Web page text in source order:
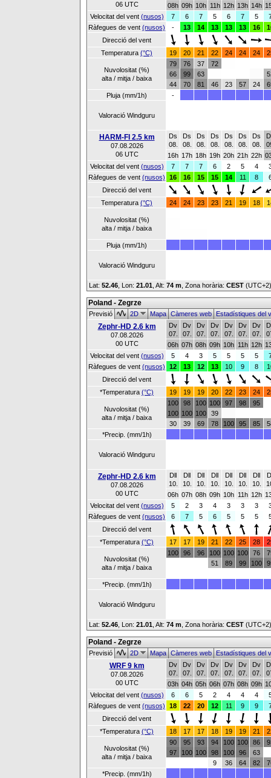
06 UTC
08h 09h 10h 11h 12h 13h 14h
Velocitat del vent (nusos) 7 6 7 5 6 7 5
Ràfegues de vent (nusos) - 13 14 13 13 13 16
Direcció del vent
Temperatura (°C) 19 20 21 22 24 24 24
Nuvolositat (%)
alta / mitja / baixa
79
66
44
76
99
70
37
63
81
72
46 23 57 24
Pluja (mm/1h)
-
Valoració Windguru
HARM-FI 2.5 km
07.08.2026
06 UTC
Ds
08.
Ds
08.
Ds
08.
Ds
08.
Ds
08.
Ds
08.
Ds
08.
16h 17h 18h 19h 20h 21h 22h
Velocitat del vent (nusos) 7 7 7 6 2 5 4
Ràfegues de vent (nusos) 16 16 15 15 14 11 8
Direcció del vent
Temperatura (°C) 24 24 23 23 21 19 18
Nuvolositat (%)
alta / mitja / baixa
Pluja (mm/1h)
Valoració Windguru
Lat: 52.46 , Lon: 21.01 Alt: 74 m , Zona horària: CEST
Poland - Zegrze
Previsió 2D MapaCàmeres webEstadístiques del
Zephr-HD 2.6 km
07.08.2026
00 UTC
Dv
07.
Dv
07.
Dv
07.
Dv
07.
Dv
07.
Dv
07.
Dv
07.
06h 07h 08h 09h 10h 11h 12h
Velocitat del vent (nusos) 5 4 3 5 5 5 5
Ràfegues de vent (nusos) 12 13 12 13 10 9 8
Direcció del vent
*Temperatura (°C) 19 19 19 20 22 23 24
Nuvolositat (%)
alta / mitja / baixa
100
100
30
98
100
39
100
100
69
100
39
78
97
100
98
95
95
85
*Precip. (mm/1h)
Valoració Windguru
Zephr-HD 2.6 km
07.08.2026
00 UTC
Dll
10.
Dll
10.
Dll
10.
Dll
10.
Dll
10.
Dll
10.
Dll
10.
06h 07h 08h 09h 10h 11h 12h
Velocitat del vent (nusos) 5 2 3 4 3 3 3
Ràfegues de vent (nusos) 6 7 5 6 5 5 5
Direcció del vent
*Temperatura (°C) 17 17 19 21 22 25 28
Nuvolositat (%)
alta / mitja / baixa
100 96 96
100
51
100
89
100
99
76
100
*Precip. (mm/1h)
Valoració Windguru
Lat: 52.46 , Lon: 21.01 Alt: 74 m , Zona horària: CEST
Poland - Zegrze
Previsió 2D MapaCàmeres webEstadístiques del
WRF 9 km
07.08.2026
00 UTC
Dv
07.
Dv
07.
Dv
07.
Dv
07.
Dv
07.
Dv
07.
Dv
07.
03h 04h 05h 06h 07h 08h 09h
Velocitat del vent (nusos) 6 6 5 2 4 4 4
Ràfegues de vent (nusos) 18 22 20 12 11 9 9
Direcció del vent
*Temperatura (°C) 18 17 17 18 19 19 21
Nuvolositat (%)
alta / mitja / baixa
90
97
95
100
93
100
94
98
9
100
100
36
100
96
64
86
63
82
*Precip. (mm/1h)